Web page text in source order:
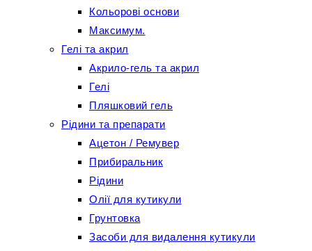
Кольорові основи
Максимум.
Гелі та акрил
Акрило-гель та акрил
Гелі
Пляшковий гель
Рідини та препарати
Ацетон / Ремувер
Прибиральник
Рідини
Олії для кутикули
Грунтовка
Засоби для видалення кутикули